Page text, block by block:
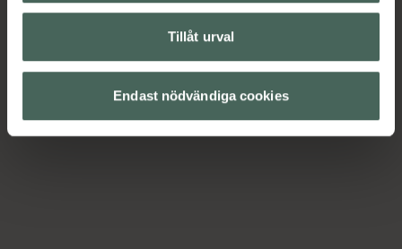
Tillåt urval
Endast nödvändiga cookies